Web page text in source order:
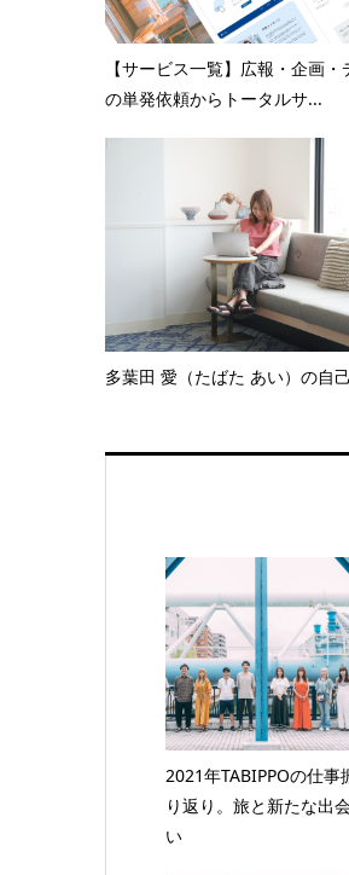
【サービス一覧】広報・企画・
の単発依頼からトータルサ...
多葉田 愛（たばた あい）の自
2021年TABIPPOの仕事
り返り。旅と新たな出
い